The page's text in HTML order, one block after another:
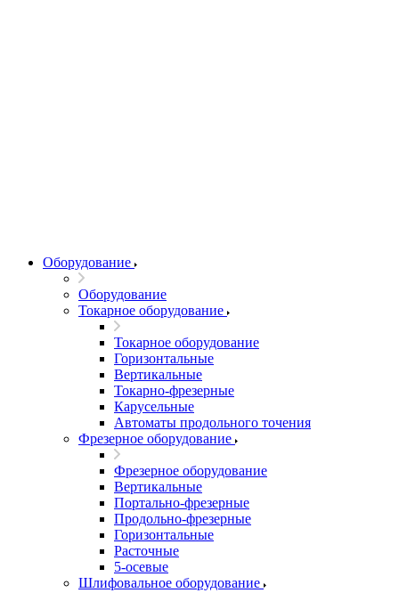
Оборудование
Оборудование
Токарное оборудование
Токарное оборудование
Горизонтальные
Вертикальные
Токарно-фрезерные
Карусельные
Автоматы продольного точения
Фрезерное оборудование
Фрезерное оборудование
Вертикальные
Портально-фрезерные
Продольно-фрезерные
Горизонтальные
Расточные
5-осевые
Шлифовальное оборудование